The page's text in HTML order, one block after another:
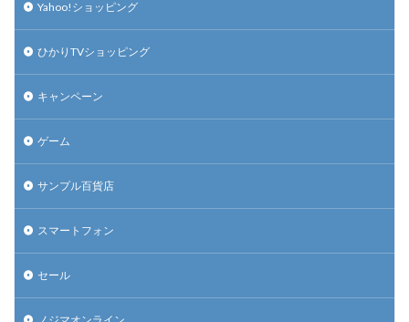
Yahoo!ショッピング
ひかりTVショッピング
キャンペーン
ゲーム
サンプル百貨店
スマートフォン
セール